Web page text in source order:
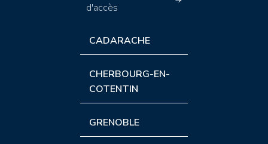
d'accès
CADARACHE
CHERBOURG-EN-
COTENTIN
GRENOBLE